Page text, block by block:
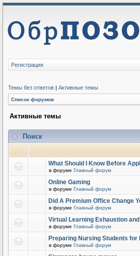
Регистрация
Темы без ответов | Активные темы
Список форумов
Активные темы
Поиск
What Should I Know Before
в форуме Главный форум
Online Gaming
в форуме Главный форум
Did A Premium Office Change
в форуме Главный форум
Virtual Learning Exhaustion
в форуме Главный форум
Preparing Nursing Students
в форуме Главный форум